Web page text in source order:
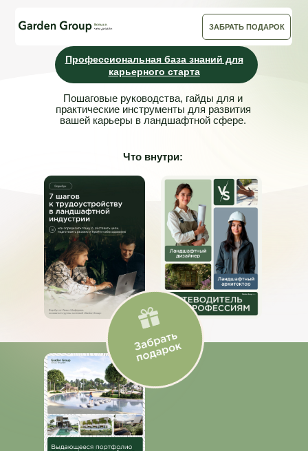
Пошаговые руководства, гайды для и
практические инструменты для развития
вашей карьеры в ландшафтной сфере.
Что внутри:
ЗАБРАТЬ ПОДАРОК
Профессиональная база знаний для
карьерного старта